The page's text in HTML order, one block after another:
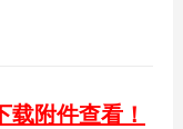
附件查看！